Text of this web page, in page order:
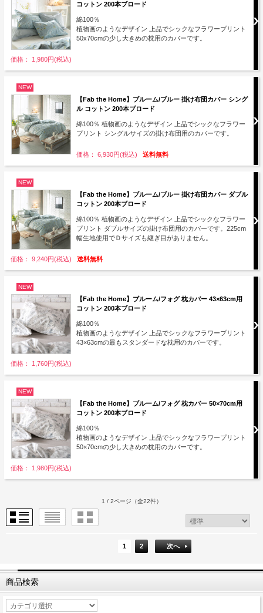
コットン 200本ブロード
綿100％
植物画のようなデザイン 上品でシックなフラワープリント
50x70cmの少し大きめの枕用のカバーです。
価格： 1,980円(税込)
NEW
【Fab the Home】ブルーム/ブルー 掛け布団カバー シング
ル コットン 200本ブロード
綿100％ 植物画のようなデザイン 上品でシックなフラワー
プリント シングルサイズの掛け布団用のカバーです。
価格： 6,930円(税込) 送料無料
NEW
【Fab the Home】ブルーム/ブルー 掛け布団カバー ダブル
コットン 200本ブロード
綿100％ 植物画のようなデザイン 上品でシックなフラワー
プリント ダブルサイズの掛け布団用のカバーです。225cm
幅生地使用でＤサイズも継ぎ目がありません。
価格： 9,240円(税込) 送料無料
NEW
【Fab the Home】ブルーム/フォグ 枕カバー 43×63cm用
コットン 200本ブロード
綿100％
植物画のようなデザイン 上品でシックなフラワープリント
43×63cmの最もスタンダードな枕用のカバーです。
価格： 1,760円(税込)
NEW
【Fab the Home】ブルーム/フォグ 枕カバー 50×70cm用
コットン 200本ブロード
綿100％
植物画のようなデザイン 上品でシックなフラワープリント
50×70cmの少し大きめの枕用のカバーです。
価格： 1,980円(税込)
1 / 2ページ （全22件）
1 2 次へ
商品検索